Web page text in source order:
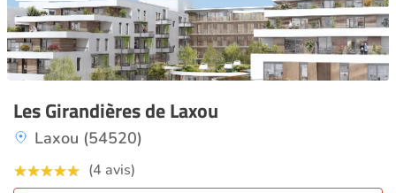
Les Girandières de Laxou
Laxou (54520)
(4 avis)